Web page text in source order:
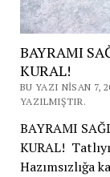
BAYRAMI
KURAL!
BU YAZI NISAN 7,
YAZILMIŞTIR.
BAYRAMI
KURAL!
Hazımsızlığa